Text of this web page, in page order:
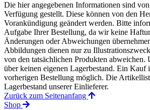
Die hier angegebenen Informationen sind
Verfügung gestellt. Diese können von den
Vorankündigung geändert werden. Bitte
Aufgabe Ihrer Bestellung, da wir keine
Änderungen oder Abweichungen
Abbildungen dienen nur zu
von den tatsächlichen Produkten abweichen.
über keinen eigenen Lagerbestand. Ein Kauf
vorherigen Bestellung möglich. Die
Lagerbestand unserer Einlieferer.
Zurück zum Seitenanfang
Shop